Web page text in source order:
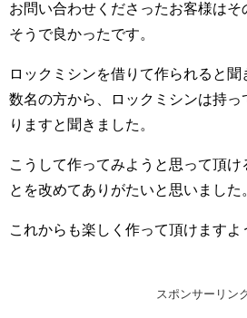
お問い合わせくださったお客様はそ
そうで良かったです。
ロックミシンを借りて作られると
数名の方から、ロックミシンは持
りますと聞きました。
こうして作ってみようと思って頂け
とを改めてありがたいと思いました
これからも楽しく作って頂けますよ
スポンサーリン